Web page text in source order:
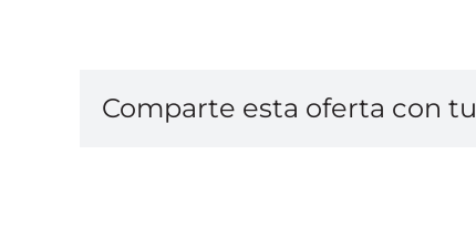
Comparte esta oferta con